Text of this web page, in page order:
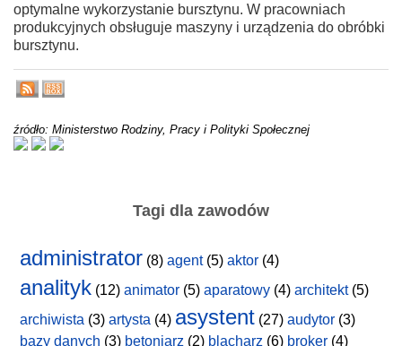
optymalne wykorzystanie bursztynu. W pracowniach
produkcyjnych obsługuje maszyny i urządzenia do obróbki
bursztynu.
źródło: Ministerstwo Rodziny, Pracy i Polityki Społecznej
Tagi dla zawodów
administrator (8) agent(5) aktor (4)
analityk (12) animator (5) aparatowy (4) architekt(5)
archiwista (3) artysta (4) asystent (27) audytor (3)
bazy danych (3) betoniarz (2) blacharz (6) broker (4)